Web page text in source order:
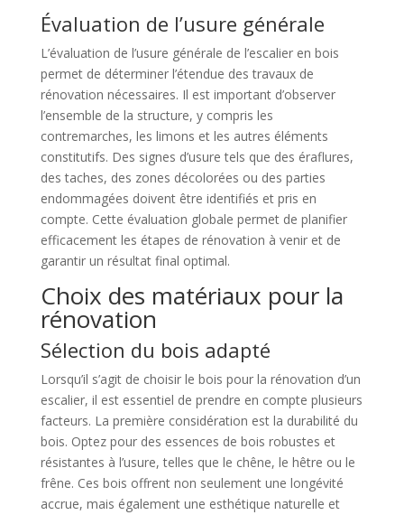
Évaluation de l’usure générale
L’évaluation de l’usure générale de l’escalier en bois
permet de déterminer l’étendue des travaux de
rénovation nécessaires. Il est important d’observer
l’ensemble de la structure, y compris les
contremarches, les limons et les autres éléments
constitutifs. Des signes d’usure tels que des éraflures,
des taches, des zones décolorées ou des parties
endommagées doivent être identifiés et pris en
compte. Cette évaluation globale permet de planifier
efficacement les étapes de rénovation à venir et de
garantir un résultat final optimal.
Choix des matériaux pour la
rénovation
Sélection du bois adapté
Lorsqu’il s’agit de choisir le bois pour la rénovation d’un
escalier, il est essentiel de prendre en compte plusieurs
facteurs. La première considération est la durabilité du
bois. Optez pour des essences de bois robustes et
résistantes à l’usure, telles que le chêne, le hêtre ou le
frêne. Ces bois offrent non seulement une longévité
accrue, mais également une esthétique naturelle et